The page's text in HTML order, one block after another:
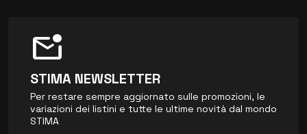
mark_email_unread
STIMA NEWSLETTER
Per restare sempre aggiornato sulle promozioni, le
variazioni dei listini e tutte le ultime novità dal mondo
STIMA